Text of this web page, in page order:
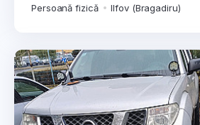
Persoană fizică
Ilfov (Bragadiru)